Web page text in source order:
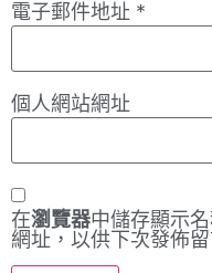
電子郵件地址 *
個人網站網址
在瀏覽器中儲存顯示
網址，以供下次發佈留